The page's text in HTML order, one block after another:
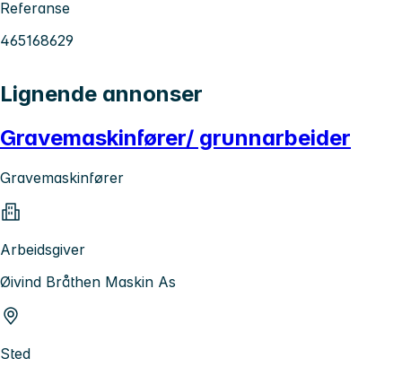
Referanse
465168629
Lignende annonser
Gravemaskinfører/ grunnarbeider
Gravemaskinfører
Arbeidsgiver
Øivind Bråthen Maskin As
Sted